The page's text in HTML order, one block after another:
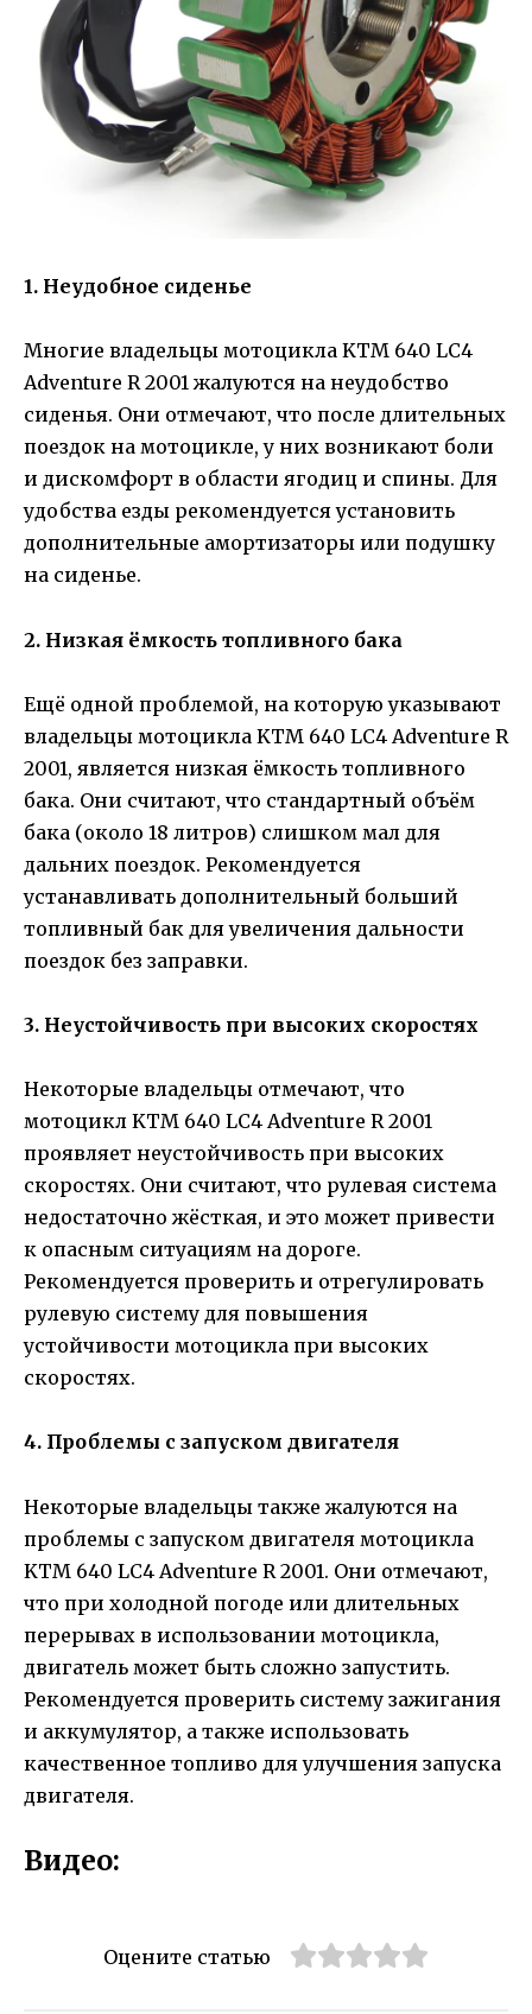
1. Неудобное сиденье
Многие владельцы мотоцикла KTM 640 LC4
Adventure R 2001 жалуются на неудобство
сиденья. Они отмечают, что после длительных
поездок на мотоцикле, у них возникают боли
и дискомфорт в области ягодиц и спины. Для
удобства езды рекомендуется установить
дополнительные амортизаторы или подушку
на сиденье.
2. Низкая ёмкость топливного бака
Ещё одной проблемой, на которую указывают
владельцы мотоцикла KTM 640 LC4 Adventure R
2001, является низкая ёмкость топливного
бака. Они считают, что стандартный объём
бака (около 18 литров) слишком мал для
дальних поездок. Рекомендуется
устанавливать дополнительный больший
топливный бак для увеличения дальности
поездок без заправки.
3. Неустойчивость при высоких скоростях
Некоторые владельцы отмечают, что
мотоцикл KTM 640 LC4 Adventure R 2001
проявляет неустойчивость при высоких
скоростях. Они считают, что рулевая система
недостаточно жёсткая, и это может привести
к опасным ситуациям на дороге.
Рекомендуется проверить и отрегулировать
рулевую систему для повышения
устойчивости мотоцикла при высоких
скоростях.
4. Проблемы с запуском двигателя
Некоторые владельцы также жалуются на
проблемы с запуском двигателя мотоцикла
KTM 640 LC4 Adventure R 2001. Они отмечают,
что при холодной погоде или длительных
перерывах в использовании мотоцикла,
двигатель может быть сложно запустить.
Рекомендуется проверить систему зажигания
и аккумулятор, а также использовать
качественное топливо для улучшения запуска
двигателя.
Видео:
Оцените статью